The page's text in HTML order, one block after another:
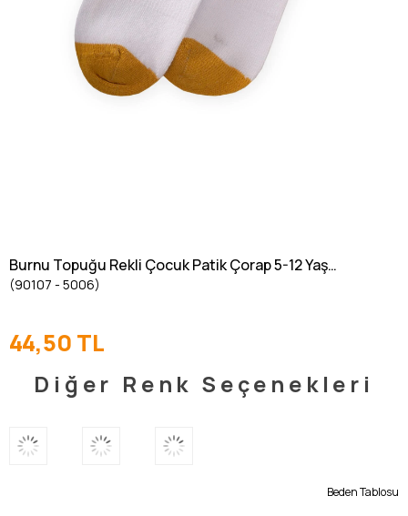
Burnu Topuğu Rekli Çocuk Patik Çorap 5-12 Yaş
Hardal Sarı
(90107 - 5006)
44,50 TL
Diğer Renk Seçenekleri
Beden Tablosu